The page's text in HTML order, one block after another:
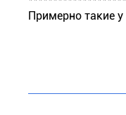
Примерно такие